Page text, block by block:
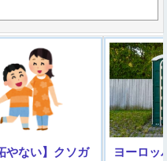
やない】クソガ
ヨーロッ